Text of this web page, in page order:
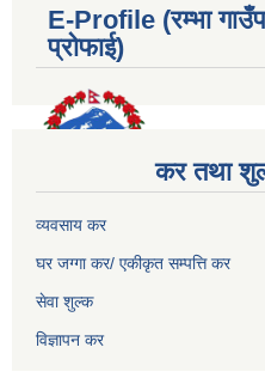
E-Profile (रम्भा
प्रोफाई)
कर तथा
व्यवसाय कर
घर जग्गा कर/ एकीकृत सम्पत्ति कर
सेवा शुल्क
विज्ञापन कर